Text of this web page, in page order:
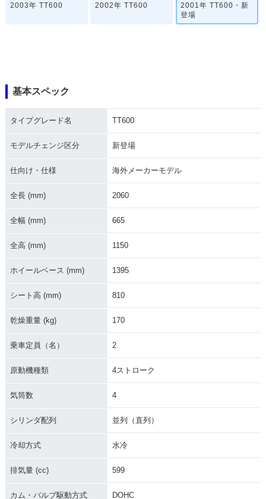
2003年 TT600 2002年 TT600
2001年 TT600・新
登場
基本スペック
タイプグレード名 TT600
モデルチェンジ区分 新登場
仕向け・仕様 海外メーカーモデル
全長 (mm) 2060
全幅 (mm) 665
全高 (mm) 1150
ホイールベース (mm) 1395
シート高 (mm) 810
乾燥重量 (kg) 170
乗車定員（名） 2
原動機種類 4ストローク
気筒数 4
シリンダ配列 並列（直列）
冷却方式 水冷
排気量 (cc) 599
カム・バルブ駆動方式 DOHC